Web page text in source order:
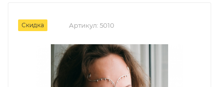
Скидка Артикул: 5010